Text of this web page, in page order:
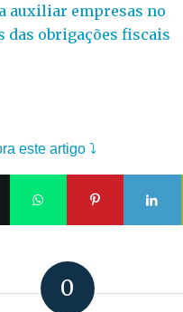
auxiliar empresas no
das obrigações fiscais
este artigo ⤵
0